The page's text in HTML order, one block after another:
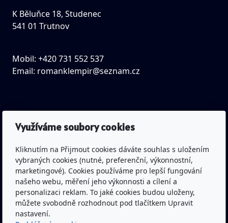
K Běluňce 18, Studenec
541 01 Trutnov
Mobil: +420 731 552 537
Email: romanklempir@seznam.cz
IČO: 43463045
u Krajského soudu v Hradci Králové
Bankovní spojení: Česká spořitelna a.s.
(pobočka Trutnov)
Č.ú.: 1300332319/0800
Využíváme soubory cookies
Kliknutím na Přijmout cookies dáváte souhlas s uložením
vybraných cookies (nutné, preferenční, výkonnostní,
marketingové). Cookies používáme pro lepší fungování
našeho webu, měření jeho výkonnosti a cílení a
personalizaci reklam. To jaké cookies budou uloženy,
můžete svobodně rozhodnout pod tlačítkem Upravit
nastavení.